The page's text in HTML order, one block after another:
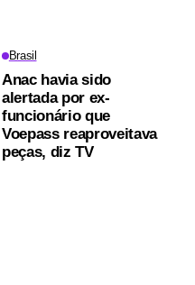
Brasil
Anac havia sido
alertada por ex-
funcionário que
Voepass reaproveitava
peças, diz TV